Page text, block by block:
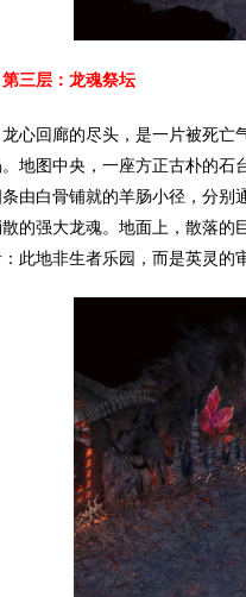
第三层：龙魂祭坛
回廊的尽头，是一片被死亡
地图中央，一座方正古朴的石
由白骨铺就的羊肠小径，分别
的强大龙魂。地面上，散落的
：此地非生者乐园，而是英灵的